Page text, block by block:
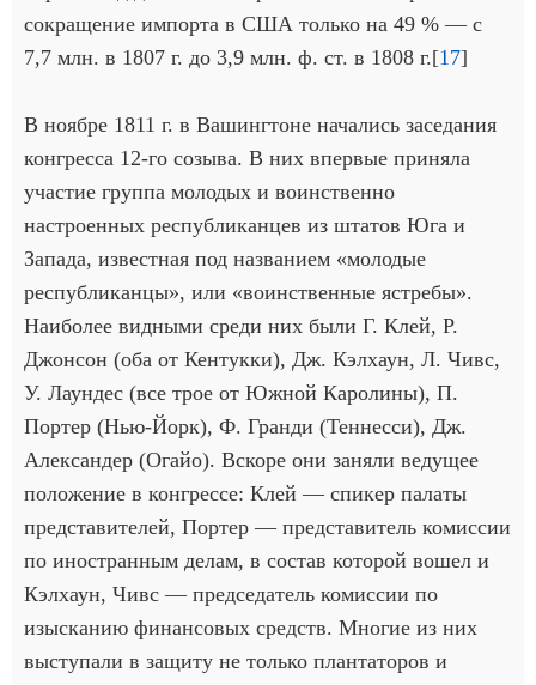
сокращение импорта в США только на 49 % — с
7,7 млн. в 1807 г. до 3,9 млн. ф. ст. в 1808 г.[17]
В ноябре 1811 г. в Вашингтоне начались заседания
конгресса 12-го созыва. В них впервые приняла
участие группа молодых и воинственно
настроенных республиканцев из штатов Юга и
Запада, известная под названием «молодые
республиканцы», или «воинственные ястребы».
Наиболее видными среди них были Г. Клей, Р.
Джонсон (оба от Кентукки), Дж. Кэлхаун, Л. Чивс,
У. Лаундес (все трое от Южной Каролины), П.
Портер (Нью-Йорк), Ф. Гранди (Теннесси), Дж.
Александер (Огайо). Вскоре они заняли ведущее
положение в конгрессе: Клей — спикер палаты
представителей, Портер — представитель комиссии
по иностранным делам, в состав которой вошел и
Кэлхаун, Чивс — председатель комиссии по
изысканию финансовых средств. Многие из них
выступали в защиту не только плантаторов и